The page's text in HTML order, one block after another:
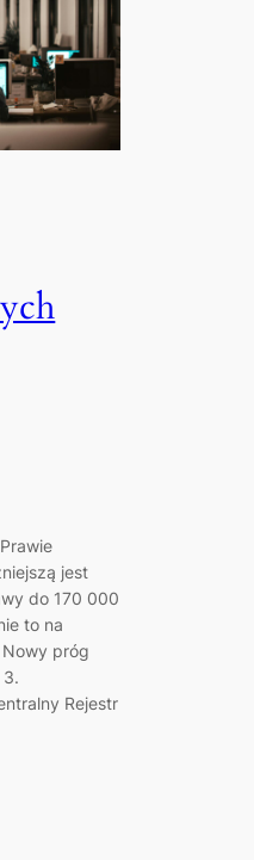
jest
do 170 000
to na
próg
3.
Rejestr